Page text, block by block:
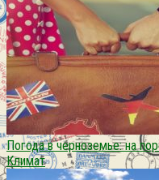
Погода в черноземье: на
Климат